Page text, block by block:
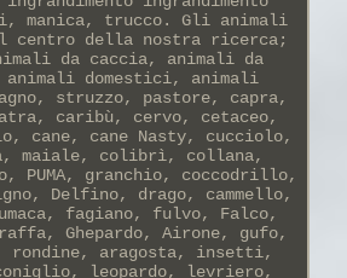
manica, trucco. Gli animali
centro della nostra ricerca;
da caccia, animali da
domestici, animali
struzzo, pastore, capra,
caribù, cervo, cetaceo,
cane, cane Nasty, cucciolo,
maiale, colibrì, collana,
PUMA, granchio, coccodrillo,
Delfino, drago, cammello,
fagiano, fulvo, Falco,
Ghepardo, Airone, gufo,
rondine, aragosta, insetti,
leopardo, levriero,